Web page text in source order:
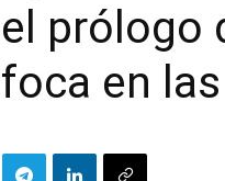
prólogo
en